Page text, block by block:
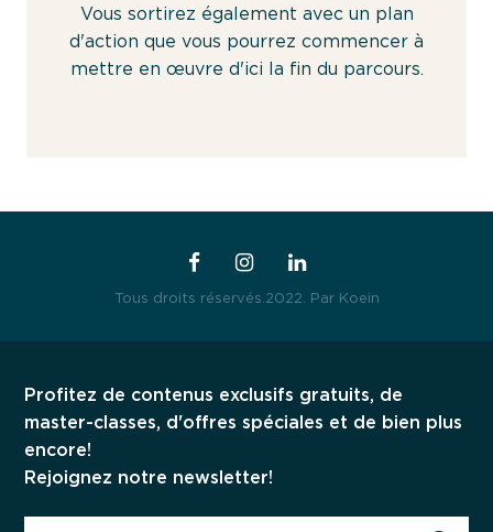
Vous sortirez également avec un plan
d'action que vous pourrez commencer à
mettre en œuvre d'ici la fin du parcours.
Tous droits réservés.2022. Par Koein
Profitez de contenus exclusifs gratuits, de
master-classes, d'offres spéciales et de bien plus
encore!
Rejoignez notre newsletter!